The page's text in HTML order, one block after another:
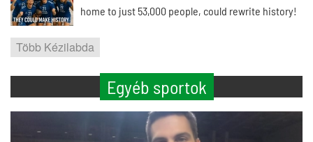
home to just 53,000 people, could rewrite history!
Több Kézilabda
Egyéb sportok